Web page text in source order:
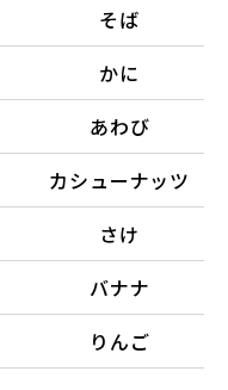
そば
かに
あわび
カシューナッツ
さけ
バナナ
りんご